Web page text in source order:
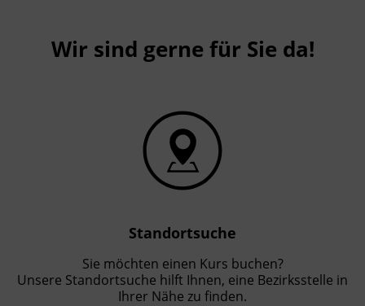
Wir sind gerne für Sie da!
Standortsuche
Sie möchten einen Kurs buchen?
Unsere Standortsuche hilft Ihnen, eine Bezirksstelle in
Ihrer Nähe zu finden.